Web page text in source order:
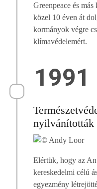
Greenpeace és
közel 10 éven át
kormányok végre
klímavédelemért.
1991
nyilvánították
Elértük, hogy az
kereskedelmi célú
egyezmény